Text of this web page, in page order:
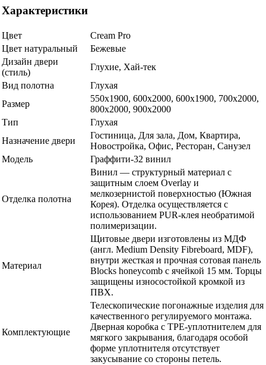
Характеристики
Цвет
Cream Pro
Цвет натуральный
Бежевые
Дизайн двери
(стиль)
Глухие, Хай-тек
Вид полотна
Глухая
Размер
550х1900, 600x2000, 600х1900, 700x2000,
800x2000, 900x2000
Тип
Глухая
Назначение двери
Гостиница, Для зала, Дом, Квартира,
Новостройка, Офис, Ресторан, Санузел
Модель
Граффити-32 винил
Отделка полотна
Винил — структурный материал с
защитным слоем Overlay и
мелкозернистой поверхностью (Южная
Корея). Отделка осуществляется с
использованием PUR-клея необратимой
полимеризации.
Материал
Щитовые двери изготовлены из МДФ
(англ. Medium Density Fibreboard, MDF),
внутри жесткая и прочная сотовая панель
Blocks honeycomb с ячейкой 15 мм. Торцы
защищены износостойкой кромкой из
ПВХ.
Комплектующие
Телескопические погонажные изделия для
качественного регулируемого монтажа.
Дверная коробка с TPE-уплотнителем для
мягкого закрывания, благодаря особой
форме уплотнителя отсутствует
закусывание со стороны петель.